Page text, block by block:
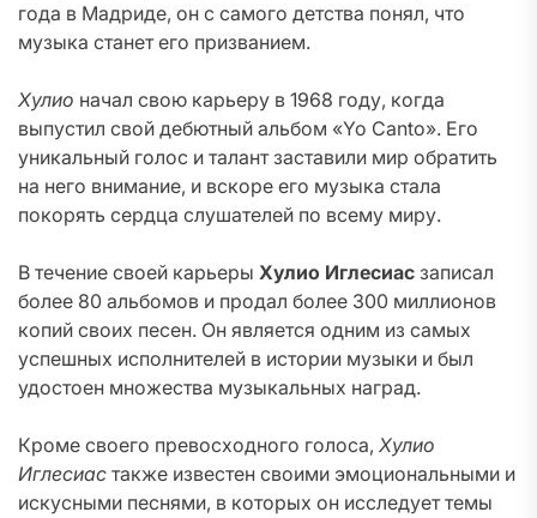
года в Мадриде, он с самого детства понял, что
музыка станет его призванием.
Хулио начал свою карьеру в 1968 году, когда
выпустил свой дебютный альбом «Yo Canto». Его
уникальный голос и талант заставили мир обратить
на него внимание, и вскоре его музыка стала
покорять сердца слушателей по всему миру.
В течение своей карьеры Хулио Иглесиас записал
более 80 альбомов и продал более 300 миллионов
копий своих песен. Он является одним из самых
успешных исполнителей в истории музыки и был
удостоен множества музыкальных наград.
Кроме своего превосходного голоса, Хулио
Иглесиас также известен своими эмоциональными и
искусными песнями, в которых он исследует темы